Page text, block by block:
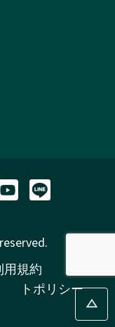
用規約
トポリシー